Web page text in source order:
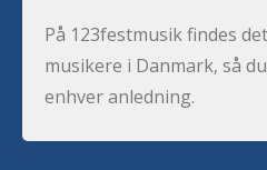
På 123festmusik findes
musikere i Danmark, så
enhver anledning.